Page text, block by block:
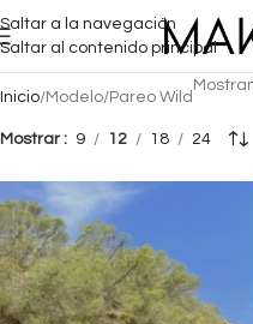
Saltar a la navegación
Saltar al contenido principal
Inicio Modelo Pareo Wild
Mostrar 9 12 18 24